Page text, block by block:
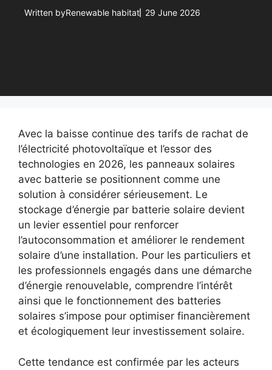
Written byRenewable habitat 29 June 2026
Avec la baisse continue des tarifs de rachat de
l’électricité photovoltaïque et l’essor des
technologies en 2026, les panneaux solaires
avec batterie se positionnent comme une
solution à considérer sérieusement. Le
stockage d’énergie par batterie solaire devient
un levier essentiel pour renforcer
l’autoconsommation et améliorer le rendement
solaire d’une installation. Pour les particuliers et
les professionnels engagés dans une démarche
d’énergie renouvelable, comprendre l’intérêt
ainsi que le fonctionnement des batteries
solaires s’impose pour optimiser financièrement
et écologiquement leur investissement solaire.
Cette tendance est confirmée par les acteurs